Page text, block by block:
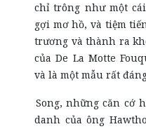
chỉ trông như một
gợi mơ hồ, và tiệm
trương và thành ra
của De La Motte
và là một mẫu rất
Song, những căn cớ
danh của ông